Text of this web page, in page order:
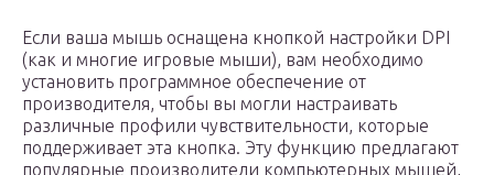
Если ваша мышь оснащена кнопкой настройки DPI
(как и многие игровые мыши), вам необходимо
установить программное обеспечение от
производителя, чтобы вы могли настраивать
различные профили чувствительности, которые
поддерживает эта кнопка. Эту функцию предлагают
популярные производители компьютерных мышей,